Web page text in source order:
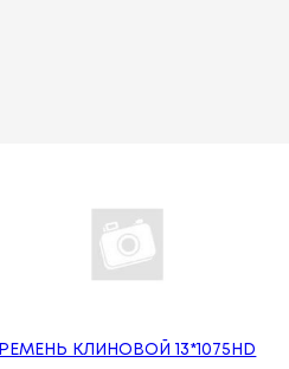
РЕМЕНЬ КЛИНОВОЙ 13*1075HD